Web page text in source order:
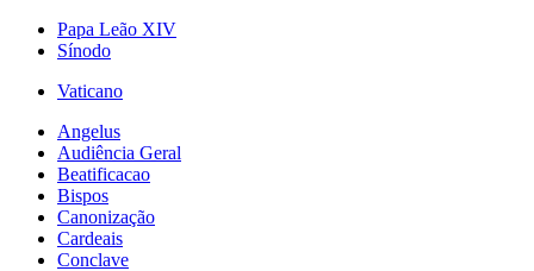
Papa Leão XIV
Sínodo
Vaticano
Angelus
Audiência Geral
Beatificacao
Bispos
Canonização
Cardeais
Conclave